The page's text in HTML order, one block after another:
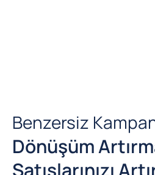
Benzersiz
Dönüşüm
Satışlarınızı